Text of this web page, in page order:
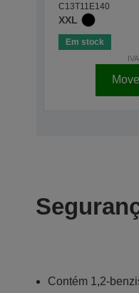
C13T11E140
XXL
Em stock
Contém 1,2-